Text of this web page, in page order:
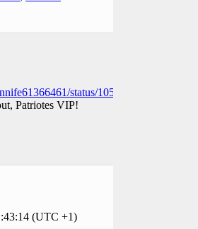
status/
Patriotes VIP!
(UTC +1)